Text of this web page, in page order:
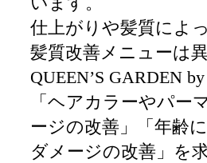
仕上がりや髪質によ
髪質改善メニューは
QUEEN’S GARDEN
「ヘアカラーやパー
ージの改善」「年齢
ダメージの改善」を